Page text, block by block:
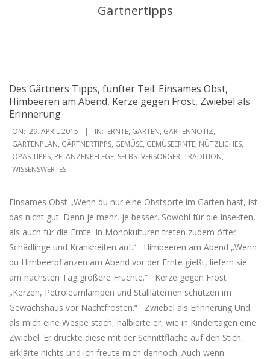
Gärtnertipps
Des Gärtners Tipps, fünfter Teil: Einsames Obst,
Himbeeren am Abend, Kerze gegen Frost, Zwiebel als
Erinnerung
2015-
04-
29
ON: 29. APRIL 2015 IN: ERNTE, GARTEN, GARTENNOTIZ,
GARTENPLAN, GÄRTNERTIPPS, GEMÜSE, GEMÜSEERNTE, NÜTZLICHES,
OPAS TIPPS, PFLANZENPFLEGE, SELBSTVERSORGER, TRADITION,
WISSENSWERTES
Einsames Obst „Wenn du nur eine Obstsorte im Garten hast, ist
das nicht gut. Denn je mehr, je besser. Sowohl für die Insekten,
als auch für die Ernte. In Monokulturen treten zudem öfter
Schädlinge und Krankheiten auf.“ Himbeeren am Abend „Wenn
du Himbeerpflanzen am Abend vor der Ernte gießt, liefern sie
am nächsten Tag größere Früchte.“ Kerze gegen Frost
„Kerzen, Petroleumlampen und Stalllaternen schützen im
Gewächshaus vor Nachtfrösten.“ Zwiebel als Erinnerung Und
als mich eine Wespe stach, halbierte er, wie in Kindertagen eine
Zwiebel. Er drückte diese mit der Schnittfläche auf den Stich,
erklärte nichts und ich freute mich dennoch. Auch wenn